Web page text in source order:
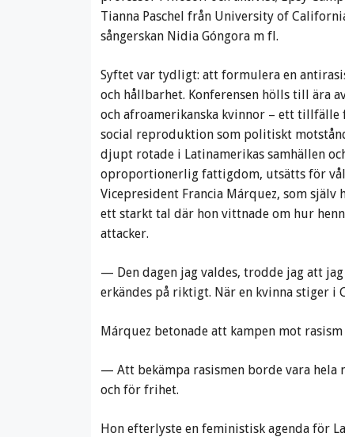
Tianna Paschel från University of
sångerskan Nidia Góngora m fl.
Syftet var tydligt: att formulera en
och hållbarhet. Konferensen hölls till ära
och afroamerikanska kvinnor – ett tillfälle
social reproduktion som politiskt
djupt rotade i Latinamerikas samhällen
oproportionerlig fattigdom, utsätts för
Vicepresident Francia Márquez, som
ett starkt tal där hon vittnade om hur
attacker.
— Den dagen jag valdes, trodde jag att
erkändes på riktigt. När en kvinna stiger i
Márquez betonade att kampen mot
— Att bekämpa rasismen borde vara hela
och för frihet.
Hon efterlyste en feministisk agenda för